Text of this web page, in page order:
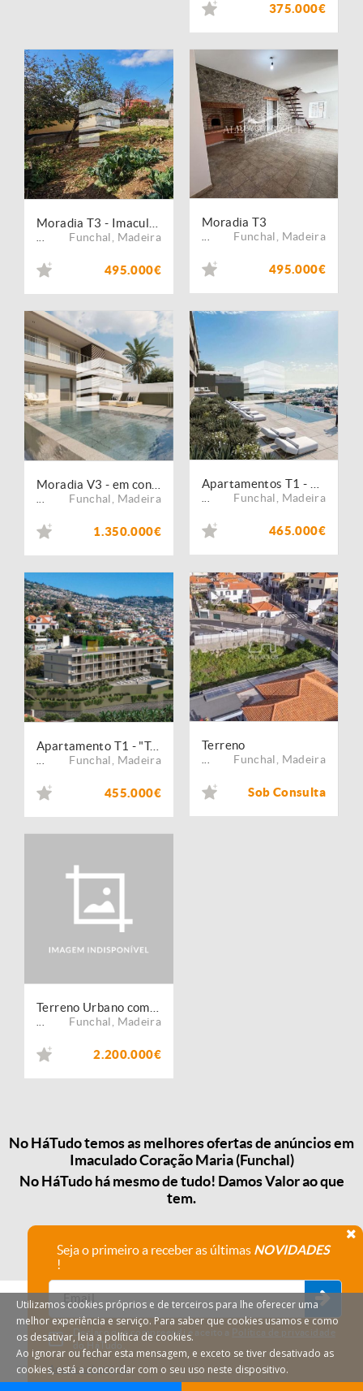
375.000€
Funchal Madeira
495.000€
Moradia T3
Funchal Madeira
495.000€
Funchal Madeira
1.350.000€
Funchal Madeira
465.000€
Apartamento T1 - "Torrinha Bay"
Funchal Madeira
455.000€
Terreno
Funchal Madeira
Sob Consulta
Funchal Madeira
2.200.000€
No HáTudo temos as melhores ofertas de anúncios em
Imaculado Coração Maria (Funchal)
No HáTudo há mesmo de tudo! Damos Valor ao que
tem.
Seja o primeiro a receber as últimas NOVIDADES
!
Declaro que compreendi e aceito a Política de privacidade
do HáTudo.
Anular subscrição
Utilizamos cookies próprios e de terceiros para lhe oferecer uma
melhor experiência e serviço. Para saber que cookies usamos e como
os desativar, leia a política de cookies.
Ao ignorar ou fechar esta mensagem, e exceto se tiver desativado as
cookies, está a concordar com o seu uso neste dispositivo.